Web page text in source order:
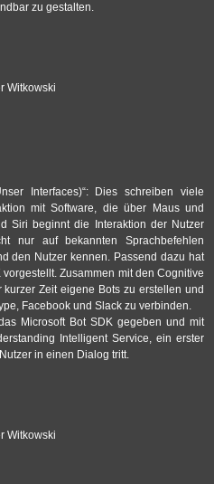
zu gestalten.
Witkowski
Interfaces)“: Dies schreiben viele
mit Software, die über Maus und
Siri beginnt die Interaktion der Nutzer
nur auf bekannten Sprachbefehlen
den Nutzer kennen. Passend dazu hat
Zusammen mit den Cognitive
Zeit eigene Bots zu erstellen und
Facebook und Slack zu verbinden.
Microsoft Bot SDK gegeben und mit
Intelligent Service, ein erster
in einen Dialog tritt.
Witkowski